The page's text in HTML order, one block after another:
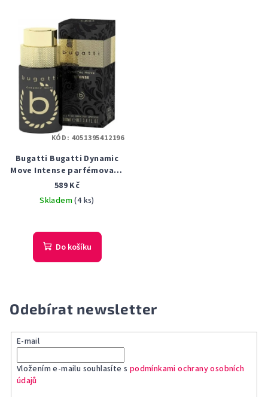
Bugatti Bugatti Dynamic
Move Intense parfémovaná
voda pánská 100 ml
589 Kč
Skladem(4 ks)
Do košíku
KÓD: 4051395412196
Odebírat newsletter
E-mail
Vložením e-mailu souhlasíte s podmínkami ochrany osobních
údajů